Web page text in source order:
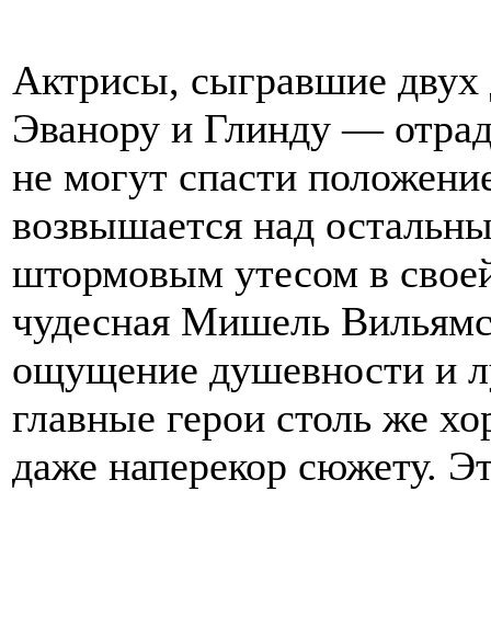
Актрисы, сыгравшие
Эванору и Глинду —
не могут спасти
возвышается над
штормовым утесом в
чудесная Мишель
ощущение душевности и
главные герои столь же
даже наперекор сюжету.